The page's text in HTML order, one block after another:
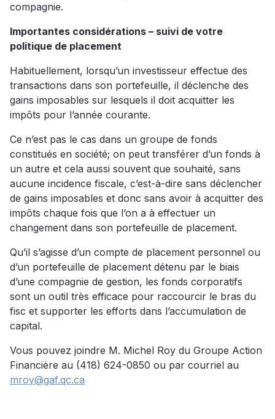
compagnie.
Importantes considérations – suivi de votre
politique de placement
Habituellement, lorsqu’un investisseur effectue des
transactions dans son portefeuille, il déclenche des
gains imposables sur lesquels il doit acquitter les
impôts pour l’année courante.
Ce n’est pas le cas dans un groupe de fonds
constitués en société; on peut transférer d’un fonds à
un autre et cela aussi souvent que souhaité, sans
aucune incidence fiscale, c’est-à-dire sans déclencher
de gains imposables et donc sans avoir à acquitter des
impôts chaque fois que l’on a à effectuer un
changement dans son portefeuille de placement.
Qu’il s’agisse d’un compte de placement personnel ou
d’un portefeuille de placement détenu par le biais
d’une compagnie de gestion, les fonds corporatifs
sont un outil très efficace pour raccourcir le bras du
fisc et supporter les efforts dans l’accumulation de
capital.
Vous pouvez joindre M. Michel Roy du Groupe Action
Financière au (418) 624-0850 ou par courriel au
mroy@gaf.qc.ca